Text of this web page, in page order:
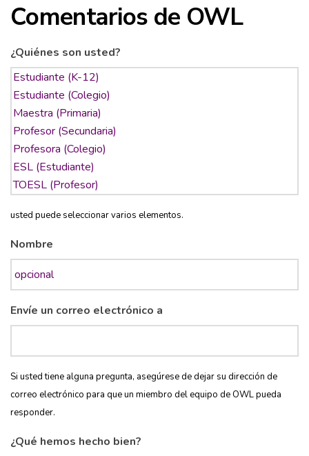
Comentarios de OWL
¿Quiénes son usted?
usted puede seleccionar varios elementos.
Nombre
Envíe un correo electrónico a
Si usted tiene alguna pregunta, asegúrese de dejar su dirección de
correo electrónico para que un miembro del equipo de OWL pueda
responder.
¿Qué hemos hecho bien?